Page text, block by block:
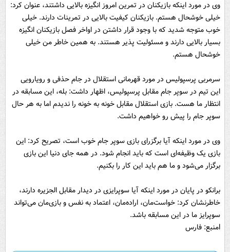
وی در مورد اینکه بازیکنان در تمرین امروز انگیزه بالایی داشتند، عنوان کرد:
خیلی خوشحال هستم. بازیکنان کیفیت بالایی در تمرینات دارند. خیلی
خوب متوجه شدید که با وجود قرار داشتن در اواخر فصل بازیکنان انگیزه
بسیار بالایی دارند و مسئولیت پذیر هستند. به همین خاطر من خیلی
خوشحال هستم.
سرمربی پرسپولیس در مورد قهرمانی استقلال در جام حذفی و رویارویی
این تیم در سوپر جام مقابل پرسپولیس، اظهار داشت:‌ بله، این مسابقه در
انتظار ما هست. بازی استقلال مقابل خونه به خونه را ندیدم اما به هر حال
سوپر جام را پیش رو خواهیم داشت.
وی در مورد اینکه آیا برگزرای بازی سوپر جام خوب است، تصریح کرد: این
بازی یک وظیفه‌ای است که باید انجام شود. در همه جای دنیا این بازی
برگزار می‌شود و ما هم باید این کار را بکنیم.
برانکو در پایان در مورد اینکه آیا سوپرایزی در دیدار مقابل الجزیره دارند،
خاطرنشان کرد: خواست‌مان، اراده‌مان، اعتماد به نفس و بازی‌مان می‌تواند
سوپرایز ما در این مسابقه باشد.
lمنبع: فارس